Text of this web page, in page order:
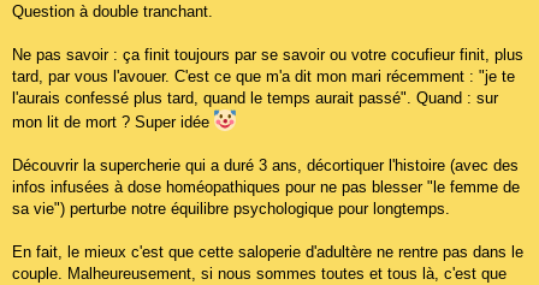
s
g
Question à double tranchant.
Ne pas savoir : ça finit toujours par se savoir ou votre cocufieur finit, plus
tard, par vous l'avouer. C'est ce que m'a dit mon mari récemment : "je te
l'aurais confessé plus tard, quand le temps aurait passé". Quand : sur
mon lit de mort ? Super idée
Découvrir la supercherie qui a duré 3 ans, décortiquer l'histoire (avec des
infos infusées à dose homéopathiques pour ne pas blesser "le femme de
sa vie") perturbe notre équilibre psychologique pour longtemps.
En fait, le mieux c'est que cette saloperie d'adultère ne rentre pas dans le
couple. Malheureusement, si nous sommes toutes et tous là, c'est que